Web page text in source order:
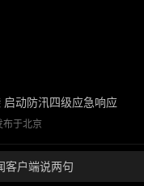
启动防汛四级应急响应
布于北京
客户端说两句